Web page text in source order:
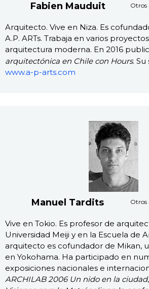
Fabien Mauduit Otros
Arquitecto. Vive en Niza. Es
A.P. ARTs. Trabaja en varios
arquitectura moderna. En 2016
arquitectónica en Chile con Hours. Su
www.a-p-arts.com
Manuel Tardits Otros
Vive en Tokio. Es profesor de
Universidad Meiji y en la Escuela de
arquitecto es cofundador de Mikan,
en Yokohama. Ha participado en
exposiciones nacionales e
ARCHILAB 2006 Un nido en la ciudad